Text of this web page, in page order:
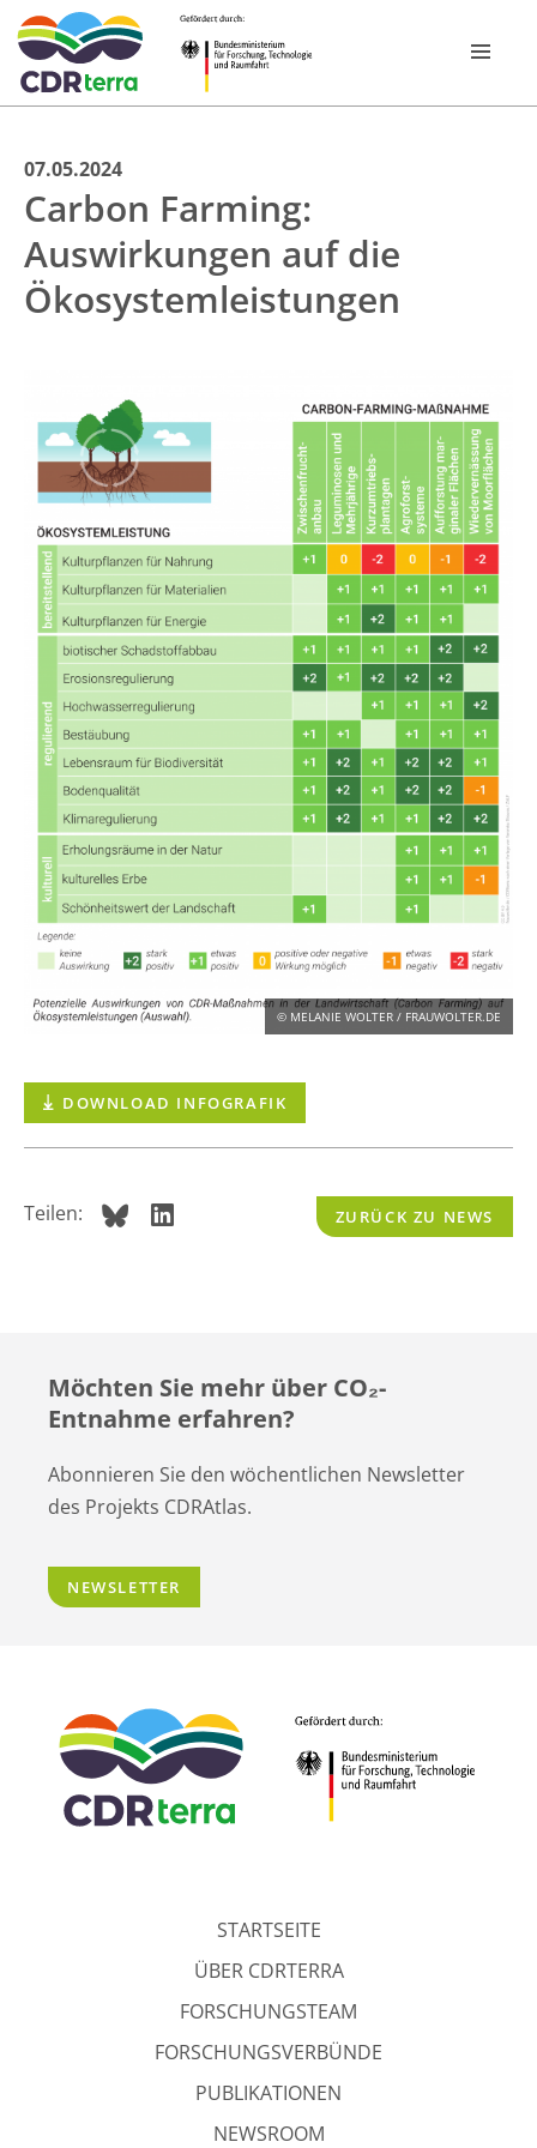
SkipFOR­SCHUNGS­PROGRAMM
VERBÜNDE
CDR EXPERIENCE TOUR BAYERN 2026
NEWSROOM
KONTAKT
DEUTSCH ENGLISH
Suche
07.05.2024
Carbon Farming:
Auswirkungen auf die
Ökosystemleistungen
© MELANIE WOLTER / FRAUWOLTER.DE
DOWNLOAD INFOGRAFIK
Teilen: ZURÜCK ZU NEWS
STARTSEITE
ÜBER CDRTERRA
FORSCHUNGSTEAM
FORSCHUNGSVERBÜNDE
PUBLIKATIONEN
NEWSROOM
Möchten Sie mehr über CO₂-
Entnahme erfahren?
Abonnieren Sie den wöchentlichen Newsletter
des Projekts CDRAtlas.
NEWSLETTER